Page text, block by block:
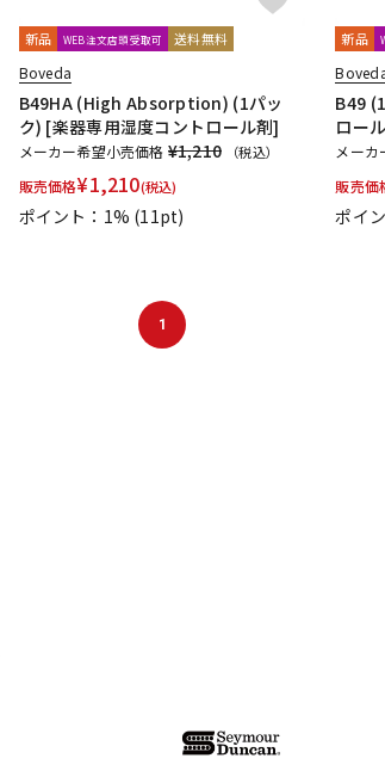
新品 WEB注文店頭受取可 送料無料
Boveda
B49HA (High Absorption) (1パッ
ク) [楽器専用湿度コントロール剤]
メーカー希望小売価格 ¥1,210 （税込）
販売価格¥1,210(税込)
ポイント：1% (11pt)
新品
B49
ロー
メーカ
販売価
ポイ
1